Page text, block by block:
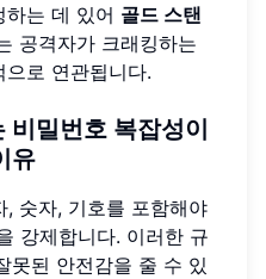
는 데 있어 골드 스탠
공격자가 크래킹하는
로 연관됩니다.
비밀번호 복잡성이
유
, 숫자, 기호를 포함해야
강제합니다. 이러한 규
못된 안전감을 줄 수 있